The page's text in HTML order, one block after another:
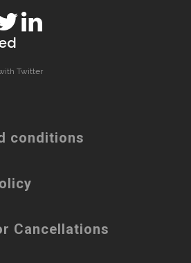
Twitter
conditions
Cancellations